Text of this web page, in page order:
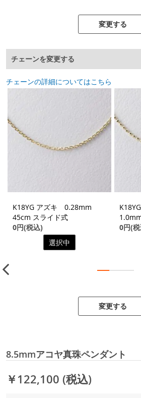
変更する
チェーンを変更する
チェーンの詳細についてはこちら
K18YG アズキ 0.28mm
45cm スライド式
0円(税込)
選択中
0円(
変更する
8.5mmアコヤ真珠ペンダント
￥122,100 (税込)